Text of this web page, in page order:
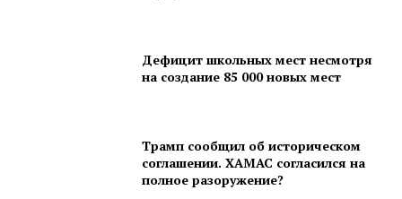
Дефицит школьных мест несмотря
на создание 85 000 новых мест
Трамп сообщил об историческом
соглашении. ХАМАС согласился на
полное разоружение?